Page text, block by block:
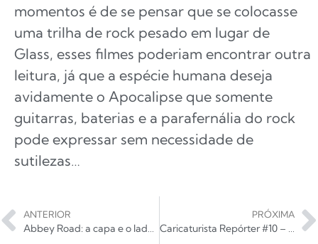
momentos é de se pensar que se colocasse
uma trilha de rock pesado em lugar de
Glass, esses filmes poderiam encontrar outra
leitura, já que a espécie humana deseja
avidamente o Apocalipse que somente
guitarras, baterias e a parafernália do rock
pode expressar sem necessidade de
sutilezas…
ANTERIOR
Abbey Road: a capa e o lado A
PRÓXIMA
Caricaturista Repórter #10 – Mombojó